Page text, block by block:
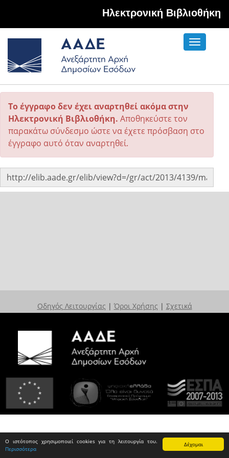
Δέχομαι
Ο ιστότοπος χρησιμοποιεί cookies για τη λειτουργία του.
Περισσότερα
Hλεκτρονική Βιβλιοθήκη
Toggle
Το έγγραφο δεν έχει αναρτηθεί ακόμα στην
Ηλεκτρονική Βιβλιοθήκη. Αποθηκεύστε τον
παρακάτω σύνδεσμο ώστε να έχετε πρόσβαση στο
έγγραφο αυτό όταν αναρτηθεί.
Οδηγός Λειτουργίας | Όροι Χρήσης | Σχετικά